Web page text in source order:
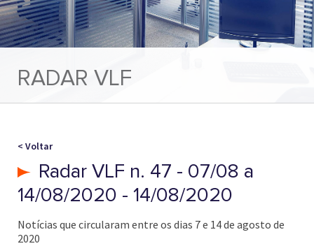
RADAR VLF
< Voltar
Radar VLF n. 47 - 07/08 a
14/08/2020 - 14/08/2020
Notícias que circularam entre os dias 7 e 14 de agosto de
2020